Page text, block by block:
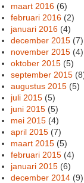
maart 2016 (6)
februari 2016 (2)
januari 2016 (4)
december 2015 (7)
november 2015 (4)
oktober 2015 (5)
september 2015
augustus 2015 (5)
juli 2015 (5)
juni 2015 (5)
mei 2015 (4)
april 2015 (7)
maart 2015 (5)
februari 2015 (4)
januari 2015 (6)
december 2014 (9)